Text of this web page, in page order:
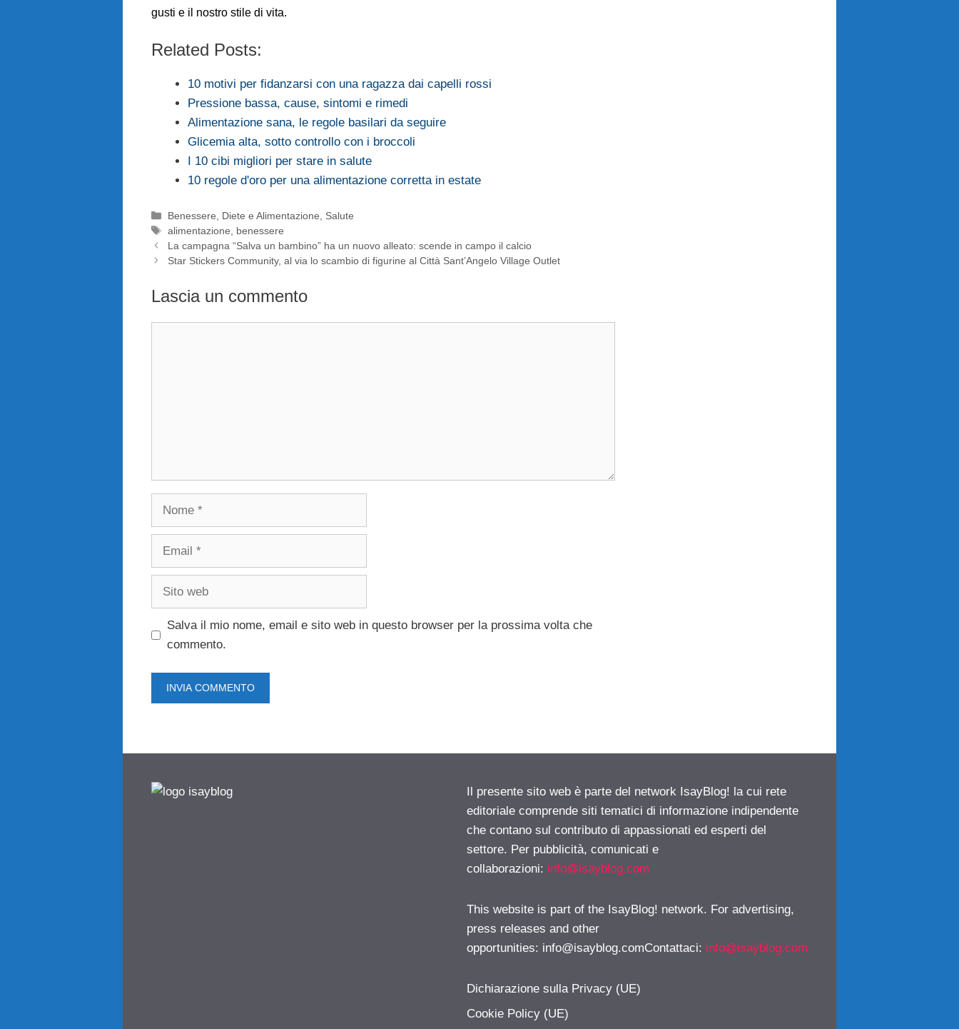
gusti e il nostro stile di vita.
Related Posts:
10 motivi per fidanzarsi con una ragazza dai capelli rossi
Pressione bassa, cause, sintomi e rimedi
Alimentazione sana, le regole basilari da seguire
Glicemia alta, sotto controllo con i broccoli
I 10 cibi migliori per stare in salute
10 regole d'oro per una alimentazione corretta in estate
Categorie
Benessere Diete e Alimentazione
Salute
Tag
alimentazione
benessere
La campagna “Salva un bambino” ha un nuovo alleato: scende in campo il calcio
Star Stickers Community, al via lo scambio di figurine al Città Sant’Angelo Village Outlet
Lascia un commento
Nome
Email
Sito
Salva il mio nome, email e sito web in questo browser per la prossima volta che
commento.
Il presente sito web è parte del network IsayBlog! la cui rete
editoriale comprende siti tematici di informazione indipendente
che contano sul contributo di appassionati ed esperti del
settore. Per pubblicità, comunicati e
collaborazioni: info@isayblog.com
This website is part of the IsayBlog! network. For advertising,
press releases and other
opportunities: info@isayblog.comContattaci: info@isayblog.com
Dichiarazione sulla Privacy (UE)
Cookie Policy (UE)